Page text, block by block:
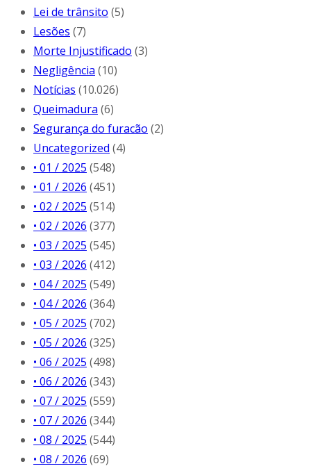
Lei de trânsito (5)
Lesões (7)
Morte Injustificado (3)
Negligência (10)
Notícias (10.026)
Queimadura (6)
Segurança do furacão (2)
Uncategorized (4)
• 01 / 2025 (548)
• 01 / 2026 (451)
• 02 / 2025 (514)
• 02 / 2026 (377)
• 03 / 2025 (545)
• 03 / 2026 (412)
• 04 / 2025 (549)
• 04 / 2026 (364)
• 05 / 2025 (702)
• 05 / 2026 (325)
• 06 / 2025 (498)
• 06 / 2026 (343)
• 07 / 2025 (559)
• 07 / 2026 (344)
• 08 / 2025 (544)
• 08 / 2026 (69)